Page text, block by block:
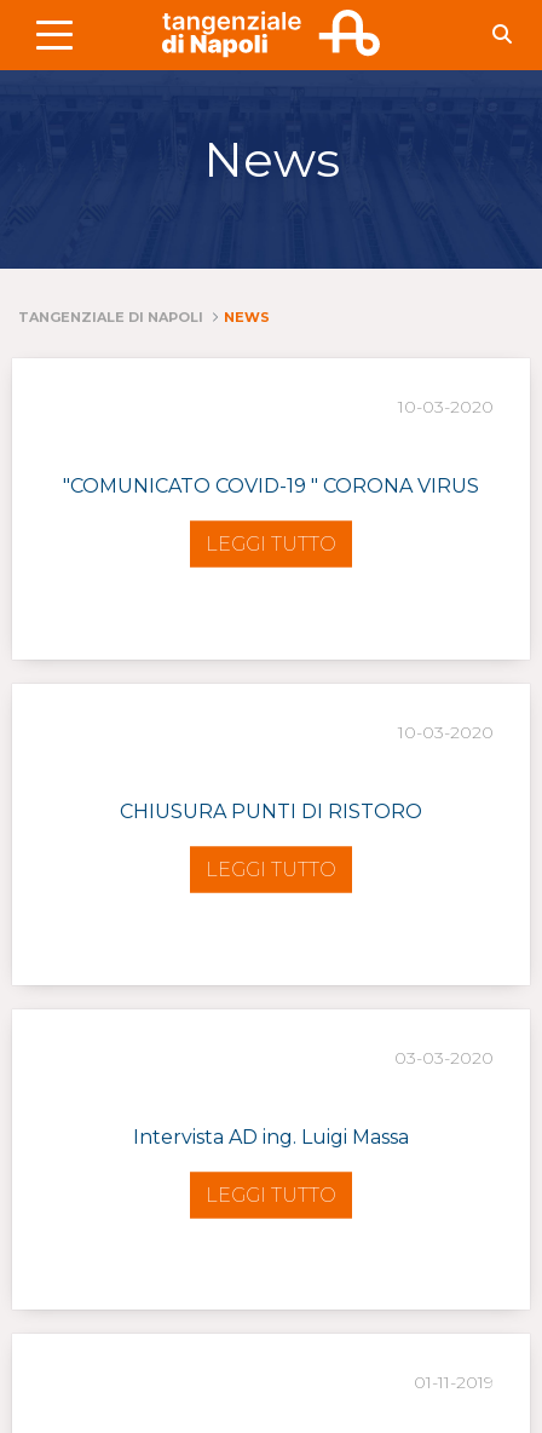
Skip to Main Content
News
TANGENZIALE DI NAPOLI NEWS
10-03-2020
"COMUNICATO COVID-19 " CORONA VIRUS
LEGGI TUTTO
10-03-2020
CHIUSURA PUNTI DI RISTORO
LEGGI TUTTO
03-03-2020
Intervista AD ing. Luigi Massa
LEGGI TUTTO
01-11-2019